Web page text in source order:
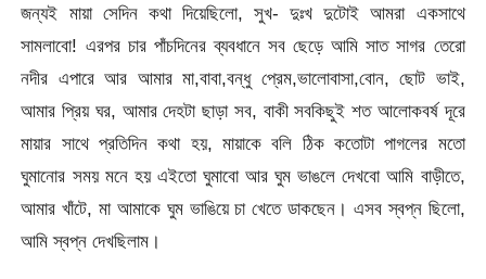
জন্যই মায়া সেদিন কথা দিয়েছিলো, সুখ- দুঃখ দুটোই আমরা একসাথে
সামলাবো! এরপর চার পাঁচদিনের ব্যবধানে সব ছেড়ে আমি সাত সাগর তেরো
নদীর এপারে আর আমার মা,বাবা,বন্ধু প্রেম,ভালোবাসা,বোন, ছোট ভাই,
আমার প্রিয় ঘর, আমার দেহটা ছাড়া সব, বাকী সবকিছুই শত আলোকবর্ষ দূরে
মায়ার সাথে প্রতিদিন কথা হয়, মায়াকে বলি ঠিক কতোটা পাগলের মতো
ঘুমানোর সময় মনে হয় এইতো ঘুমাবো আর ঘুম ভাঙলে দেখবো আমি বাড়ীতে,
আমার খাঁটে, মা আমাকে ঘুম ভাঙিয়ে চা খেতে ডাকছেন। এসব স্বপ্ন ছিলো,
আমি স্বপ্ন দেখছিলাম।